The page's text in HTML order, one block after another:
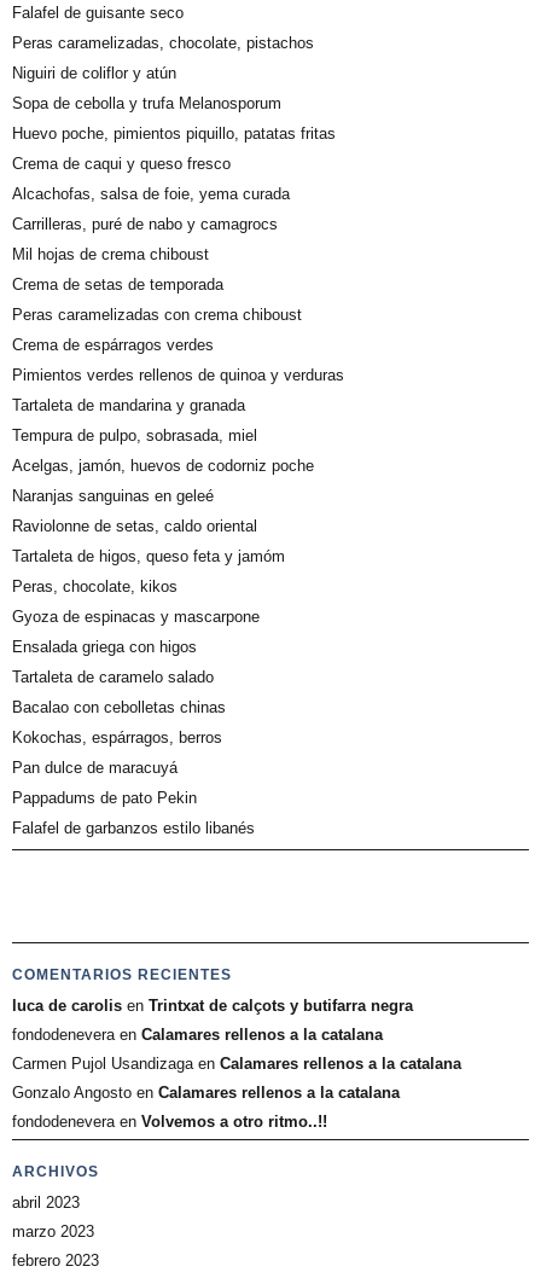
Falafel de guisante seco
Peras caramelizadas, chocolate, pistachos
Niguiri de coliflor y atún
Sopa de cebolla y trufa Melanosporum
Huevo poche, pimientos piquillo, patatas fritas
Crema de caqui y queso fresco
Alcachofas, salsa de foie, yema curada
Carrilleras, puré de nabo y camagrocs
Mil hojas de crema chiboust
Crema de setas de temporada
Peras caramelizadas con crema chiboust
Crema de espárragos verdes
Pimientos verdes rellenos de quinoa y verduras
Tartaleta de mandarina y granada
Tempura de pulpo, sobrasada, miel
Acelgas, jamón, huevos de codorniz poche
Naranjas sanguinas en geleé
Raviolonne de setas, caldo oriental
Tartaleta de higos, queso feta y jamóm
Peras, chocolate, kikos
Gyoza de espinacas y mascarpone
Ensalada griega con higos
Tartaleta de caramelo salado
Bacalao con cebolletas chinas
Kokochas, espárragos, berros
Pan dulce de maracuyá
Pappadums de pato Pekin
Falafel de garbanzos estilo libanés
COMENTARIOS RECIENTES
luca de carolis en Trintxat de calçots y butifarra negra
fondodenevera en Calamares rellenos a la catalana
Carmen Pujol Usandizaga en Calamares rellenos a la catalana
Gonzalo Angosto en Calamares rellenos a la catalana
fondodenevera en Volvemos a otro ritmo..!!
ARCHIVOS
abril 2023
marzo 2023
febrero 2023